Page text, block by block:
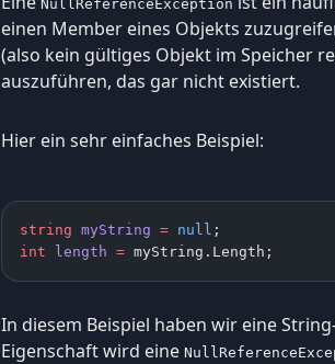
NullReferenceException
einen Member eines Objekts
(also kein gültiges Objekt im Speicher
auszuführen, das gar nicht existiert.
Hier ein sehr einfaches Beispiel:
string myString = null ;
int length = myString.Length;
In diesem Beispiel haben wir eine
Eigenschaft wird eine